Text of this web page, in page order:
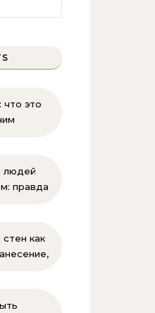
что это
людей
правда
как